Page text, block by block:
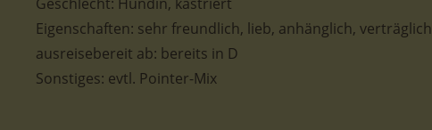
Eigenschaften: sehr freundlich, lieb, anhänglich, verträglich
ausreisebereit ab: bereits in D
Sonstiges: evtl. Pointer-Mix